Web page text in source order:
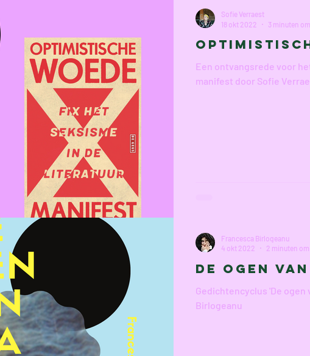
Een ontvangsrede voor
manifest door Sofie
Sofie Verraest
18 okt 2022
3 minuten
De ogen Van
Gedichtencyclus 'De ogen
Birlogeanu
Francesca Birlogeanu
4 okt 2022
2 minuten om